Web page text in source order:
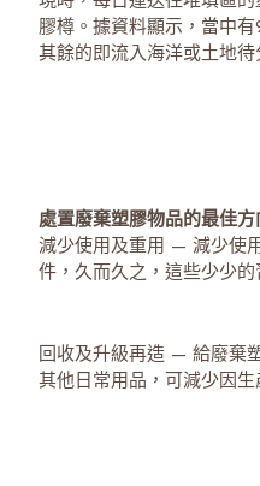
膠樽。據資料顯示，當中有
其餘的即流入海洋或土地待
處置廢棄塑膠物品的最佳
減少使用及重用 — 減少使
件，久而久之，這些少少
回收及升級再造 — 給廢棄
其他日常用品，可減少因